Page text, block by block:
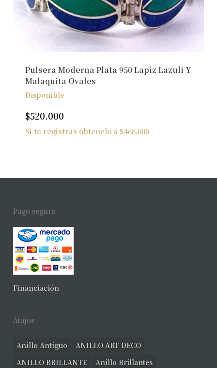
Pulsera Moderna Plata 950 Lapiz Lazuli Y
Malaquita Ovales
Disponible
$520.000
Si te registras obtenelo a $468.000
Pago seguro
Financiación
Atajos
Anillo Antiguo
ANILLO ART DECO
ANILLO BRILLANTE
Anillo Brillantes